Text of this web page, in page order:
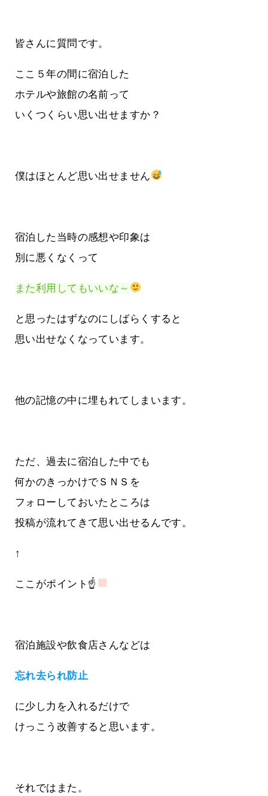
皆さんに質問です。
ここ５年の間に宿泊した
ホテルや旅館の名前って
いくつくらい思い出せますか？
僕はほとんど思い出せません
宿泊した当時の感想や印象は
別に悪くなくって
また利用してもいいな～
と思ったはずなのにしばらくすると
思い出せなくなっています。
他の記憶の中に埋もれてしまいます。
ただ、過去に宿泊した中でも
何かのきっかけでＳＮＳを
フォローしておいたところは
投稿が流れてきて思い出せるんです。
↑
ここがポイント☝
宿泊施設や飲食店さんなどは
忘れ去られ防止
に少し力を入れるだけで
けっこう改善すると思います。
それではまた。